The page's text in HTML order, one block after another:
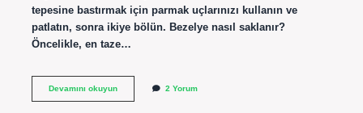
tepesine bastırmak için parmak uçlarınızı kullanın ve
patlatın, sonra ikiye bölün. Bezelye nasıl saklanır?
Öncelikle, en taze…
Devamını okuyunBezelye
2 Yorum